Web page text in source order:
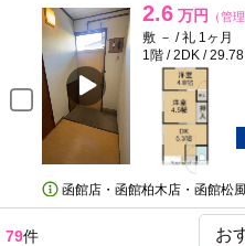
2.6 万円 （管
敷 － / 礼 1ヶ月
1階 / 2DK / 29.78
函館店・函館柏木店・函館松
79件